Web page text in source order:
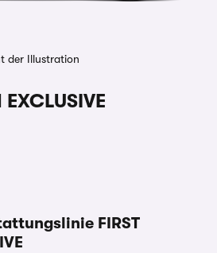
der Illustration
EXCLUSIVE
FIRST